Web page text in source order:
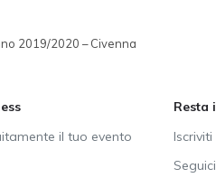
2019/2020 – Civenna
il tuo evento
Resta